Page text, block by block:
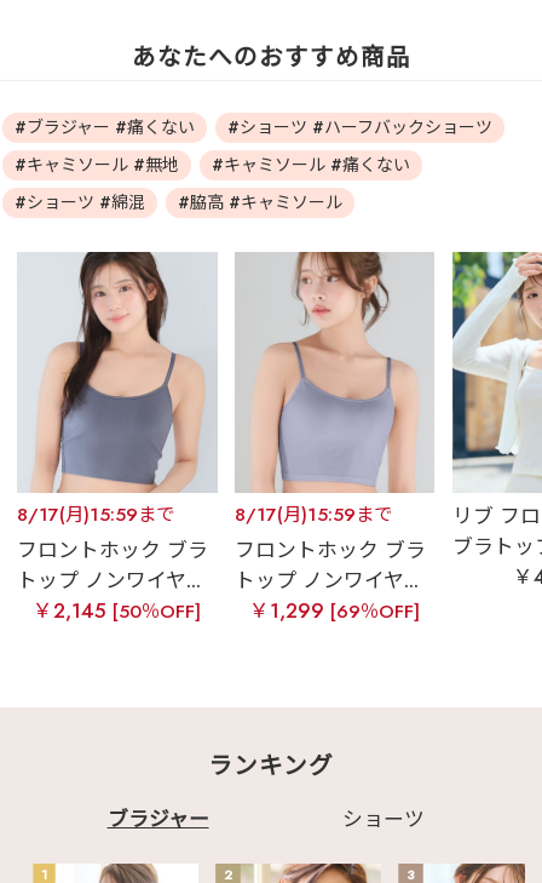
あなたへのおすすめ商品
#ブラジャー #痛くない
#ショーツ #ハーフバックショーツ
#キャミソール #無地
#キャミソール #痛くない
#ショーツ #綿混
#脇高 #キャミソール
8/17(月)15:59まで
フロントホック ブラ
トップ ノンワイヤ...
￥2,145 [50％OFF]
8/17(月)15:59まで
フロントホック ブラ
トップ ノンワイヤ...
￥1,299 [69％OFF]
リブ フ
ブラトッ
ランキング
ブラジャー ショーツ
1 2 3